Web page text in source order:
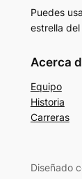
Puedes
estrella
Acerca
Equipo
Historia
Carreras
Diseñado